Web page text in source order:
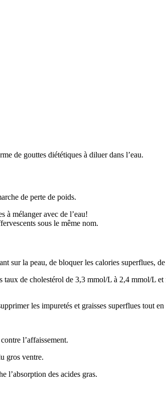
de gouttes diététiques à diluer dans l’eau.
de perte de poids.
à mélanger avec de l’eau!
sous le même nom.
la peau, de bloquer les calories superflues,
de cholestérol de 3,3 mmol/L à 2,4 mmol/L
les impuretés et graisses superflues tout
l’affaissement.
gros ventre.
l’absorption des acides gras.